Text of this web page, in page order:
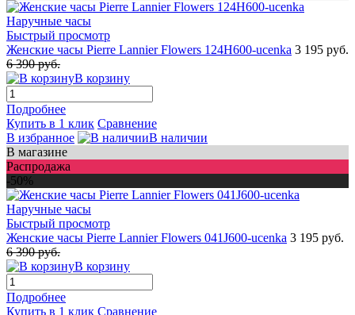
Быстрый просмотр
Женские часы Pierre Lannier Flowers 124H600-ucenka 3 195 руб.
6 390 руб.
В корзину
Подробнее
Купить в 1 клик Сравнение
В избранное
В наличии
В магазине
Распродажа
-50%
Быстрый просмотр
Женские часы Pierre Lannier Flowers 041J600-ucenka 3 195 руб.
6 390 руб.
В корзину
Подробнее
Купить в 1 клик Сравнение